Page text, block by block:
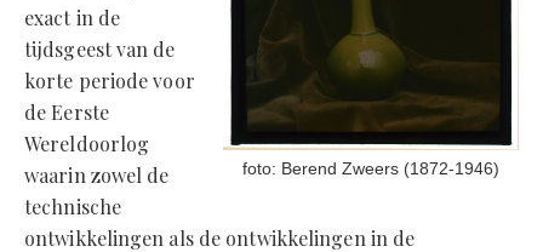
foto: Berend Zweers (1872-1946)
exact in de
tijdsgeest van de
korte periode voor
de Eerste
Wereldoorlog
waarin zowel de
technische
ontwikkelingen als de ontwikkelingen in de